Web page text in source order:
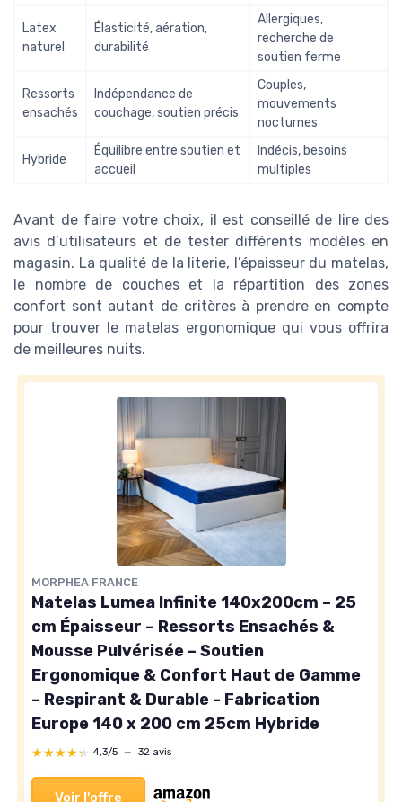
Latex
naturel
Élasticité, aération,
durabilité
Allergiques,
recherche de
soutien ferme
Ressorts
ensachés
Indépendance de
couchage, soutien précis
Couples,
mouvements
nocturnes
Hybride
Équilibre entre soutien et
accueil
Indécis, besoins
multiples
Avant de faire votre choix, il est conseillé de lire des
avis d’utilisateurs et de tester différents modèles en
magasin. La qualité de la literie, l’épaisseur du matelas,
le nombre de couches et la répartition des zones
confort sont autant de critères à prendre en compte
pour trouver le matelas ergonomique qui vous offrira
de meilleures nuits.
MORPHEA FRANCE
Matelas Lumea Infinite 140x200cm – 25
cm Épaisseur – Ressorts Ensachés &
Mousse Pulvérisée – Soutien
Ergonomique & Confort Haut de Gamme
– Respirant & Durable - Fabrication
Europe 140 x 200 cm 25cm Hybride
★★★★★
★★★★★ 4,3/5 — 32 avis
Voir l'offre